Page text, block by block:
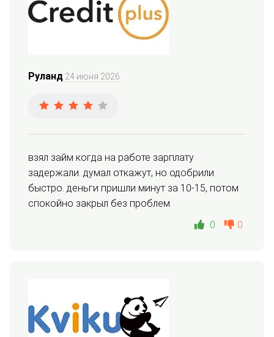
Руланд 24 июня 2026
взял займ когда на работе зарплату
задержали. думал откажут, но одобрили
быстро. деньги пришли минут за 10-15, потом
спокойно закрыл без проблем
0
0